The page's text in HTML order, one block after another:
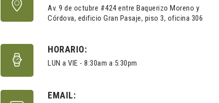
Av. 9 de octubre #424 entre Baquerizo Moreno y
Córdova, edificio Gran Pasaje, piso 3, oficina 306
HORARIO:
LUN a VIE - 8:30am a 5:30pm
EMAIL: